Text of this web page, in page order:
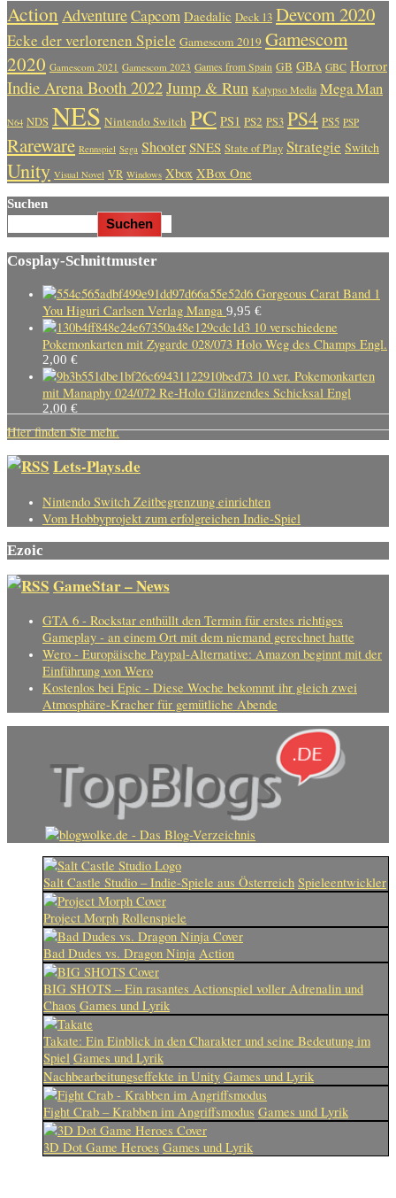
Action AdventureCapcom Daedalic Deck 13 Devcom 2020
Ecke der verlorenen Spiele Gamescom 2019 Gamescom
2020 Gamescom 2021 Gamescom 2023 Games from Spain GB GBA GBC Horror
Indie Arena Booth 2022Jump & Run Kalypso Media Mega Man
N64 NDS NES Nintendo Switch PC PS1 PS2 PS3 PS4 PS5 PSP
Rareware Rennspiel Sega Shooter SNES State of Play Strategie Switch
Unity Visual Novel VR Windows Xbox XBox One
Suchen
Suchen
Cosplay-Schnittmuster
Gorgeous Carat Band 1
You Higuri Carlsen Verlag Manga 9,95 €
10 verschiedene
Pokemonkarten mit Zygarde 028/073 Holo Weg des Champs Engl.
2,00 €
10 ver. Pokemonkarten
mit Manaphy 024/072 Re-Holo Glänzendes Schicksal Engl
2,00 €
Hier finden Sie mehr.
Lets-Plays.de
Nintendo Switch Zeitbegrenzung einrichten
Vom Hobbyprojekt zum erfolgreichen Indie-Spiel
Ezoic
GameStar – News
GTA 6 - Rockstar enthüllt den Termin für erstes richtiges
Gameplay - an einem Ort mit dem niemand gerechnet hatte
Wero - Europäische Paypal-Alternative: Amazon beginnt mit der
Einführung von Wero
Kostenlos bei Epic - Diese Woche bekommt ihr gleich zwei
Atmosphäre-Kracher für gemütliche Abende
Salt Castle Studio – Indie-Spiele aus Österreich Spieleentwickler
Project Morph Rollenspiele
Bad Dudes vs. Dragon Ninja Action
BIG SHOTS – Ein rasantes Actionspiel voller Adrenalin und
Chaos Games und Lyrik
Takate: Ein Einblick in den Charakter und seine Bedeutung im
Spiel Games und Lyrik
Nachbearbeitungseffekte in Unity Games und Lyrik
Fight Crab – Krabben im Angriffsmodus Games und Lyrik
3D Dot Game Heroes Games und Lyrik